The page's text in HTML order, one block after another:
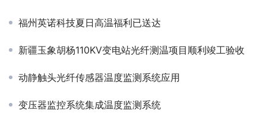
福州英诺科技夏日高温福利已送达
新疆玉象胡杨110KV变电站光纤测温项目顺利竣工验收
动静触头光纤传感器温度监测系统应用
变压器监控系统集成温度监测系统